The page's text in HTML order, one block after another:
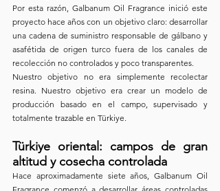
Por esta razón, Galbanum Oil Fragrance inició este
proyecto hace años con un objetivo claro: desarrollar
una cadena de suministro responsable de gálbano y
asafétida de origen turco fuera de los canales de
recolección no controlados y poco transparentes.
Nuestro objetivo no era simplemente recolectar
resina. Nuestro objetivo era crear un modelo de
producción basado en el campo, supervisado y
totalmente trazable en Türkiye.
Türkiye oriental: campos de gran
altitud y cosecha controlada
Hace aproximadamente siete años, Galbanum Oil